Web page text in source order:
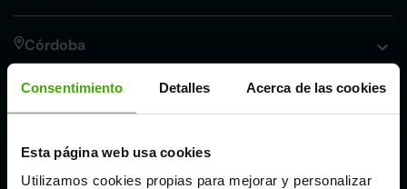
Consentimiento Detalles Acerca de las cookies
Esta página web usa cookies
Utilizamos cookies propias para mejorar y personalizar
Córdoba
Málaga